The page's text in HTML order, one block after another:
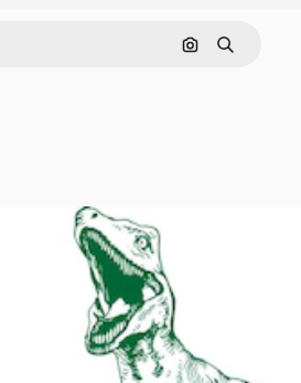
画像で検索
検索